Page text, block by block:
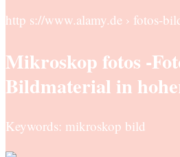
http s://www.alamy.de › fotos-
Mikroskop fotos -
Bildmaterial in
Keywords: mikroskop bild